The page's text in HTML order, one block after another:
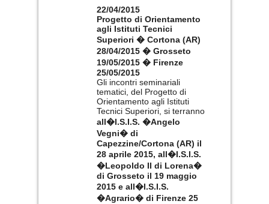
22/04/2015
Progetto di Orientamento
agli Istituti Tecnici
Superiori � Cortona (AR)
28/04/2015 � Grosseto
19/05/2015 � Firenze
25/05/2015
Gli incontri seminariali
tematici, del Progetto di
Orientamento agli Istituti
Tecnici Superiori, si terranno
all�I.S.I.S. �Angelo
Vegni� di
Capezzine/Cortona (AR) il
28 aprile 2015, all�I.S.I.S.
�Leopoldo II di Lorena�
di Grosseto il 19 maggio
2015 e all�I.S.I.S.
�Agrario� di Firenze 25